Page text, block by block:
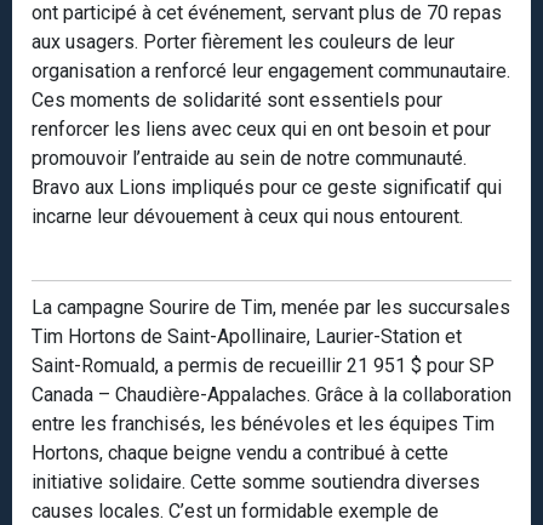
ont participé à cet événement, servant plus de 70 repas
aux usagers. Porter fièrement les couleurs de leur
organisation a renforcé leur engagement communautaire.
Ces moments de solidarité sont essentiels pour
renforcer les liens avec ceux qui en ont besoin et pour
promouvoir l’entraide au sein de notre communauté.
Bravo aux Lions impliqués pour ce geste significatif qui
incarne leur dévouement à ceux qui nous entourent.
La campagne Sourire de Tim, menée par les succursales
Tim Hortons de Saint-Apollinaire, Laurier-Station et
Saint-Romuald, a permis de recueillir 21 951 $ pour SP
Canada – Chaudière-Appalaches. Grâce à la collaboration
entre les franchisés, les bénévoles et les équipes Tim
Hortons, chaque beigne vendu a contribué à cette
initiative solidaire. Cette somme soutiendra diverses
causes locales. C’est un formidable exemple de